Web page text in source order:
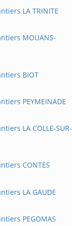
LA TRINITE
MOUANS-
BIOT
PEYMEINADE
LA COLLE-SUR-
CONTES
LA GAUDE
PEGOMAS